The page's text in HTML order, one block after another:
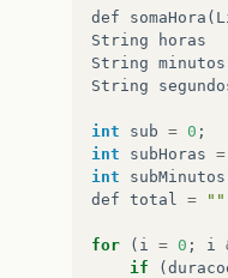
def somaHora (
String
horas
String minutos
String
int sub = 0 ;
int
subHoras =
int
subMinutos
def total = ""
for ( i = 0 ; i
if
(